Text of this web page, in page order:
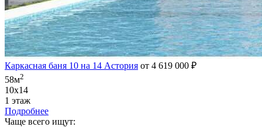
Каркасная баня 10 на 14 Астория от 4 619 000 ₽
58м2
10х14
1 этаж
Подробнее
Чаще всего ищут: